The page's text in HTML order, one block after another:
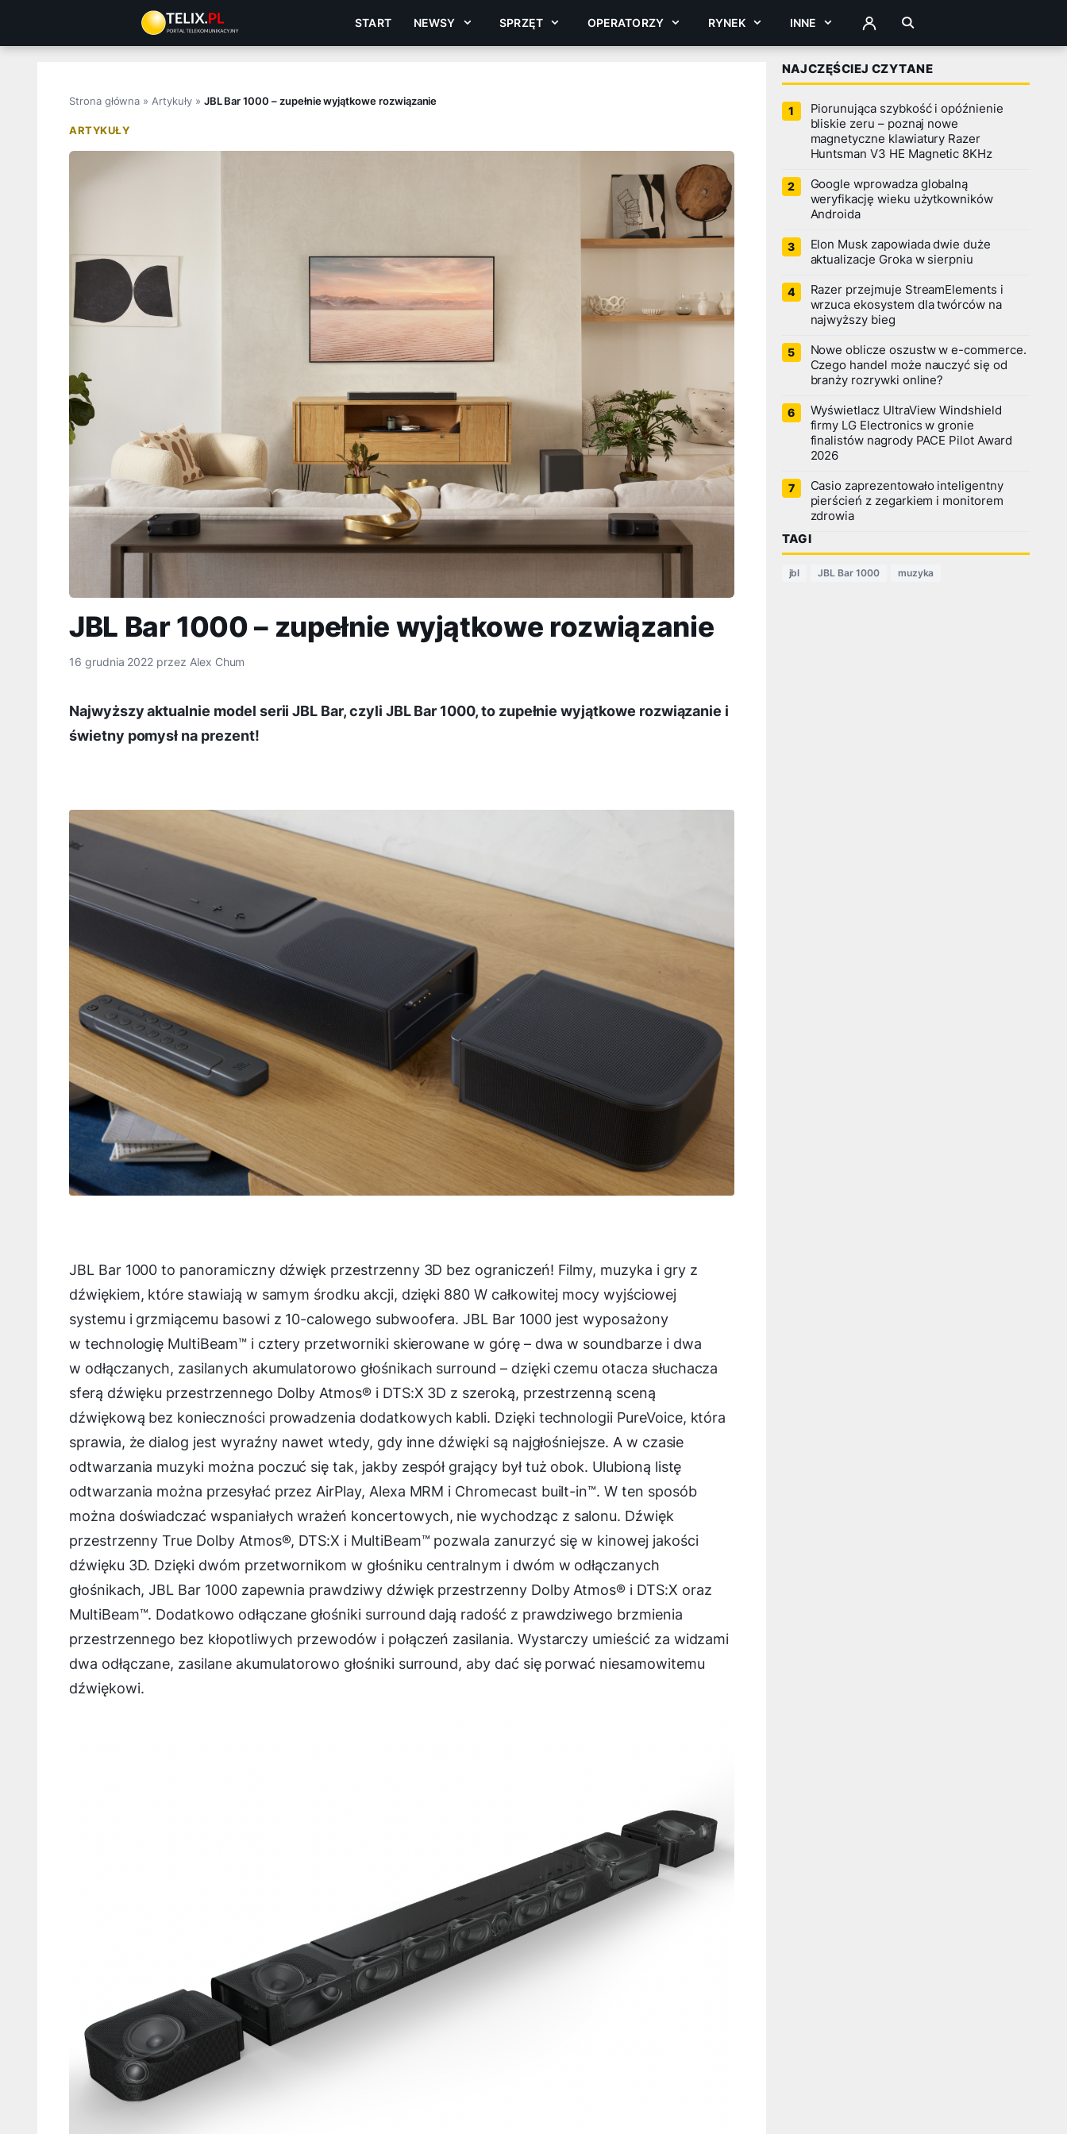
treści
START NEWSY SPRZĘT OPERATORZY RYNEK INNE ZALOGUJ
Strona główna » Artykuły» JBL Bar 1000 – zupełnie wyjątkowe rozwiązanie
ARTYKUŁY
JBL Bar 1000 – zupełnie wyjątkowe rozwiązanie
16 grudnia 2022 przez Alex Chum
Najwyższy aktualnie model serii JBL Bar, czyli JBL Bar 1000, to zupełnie wyjątkowe rozwiązanie i
świetny pomysł na prezent!
JBL Bar 1000 to panoramiczny dźwięk przestrzenny 3D bez ograniczeń! Filmy, muzyka i gry z
dźwiękiem, które stawiają w samym środku akcji, dzięki 880 W całkowitej mocy wyjściowej
systemu i grzmiącemu basowi z 10-calowego subwoofera. JBL Bar 1000 jest wyposażony
w technologię MultiBeam™ i cztery przetworniki skierowane w górę – dwa w soundbarze i dwa
w odłączanych, zasilanych akumulatorowo głośnikach surround – dzięki czemu otacza słuchacza
sferą dźwięku przestrzennego Dolby Atmos® i DTS:X 3D z szeroką, przestrzenną sceną
dźwiękową bez konieczności prowadzenia dodatkowych kabli. Dzięki technologii PureVoice, która
sprawia, że dialog jest wyraźny nawet wtedy, gdy inne dźwięki są najgłośniejsze. A w czasie
odtwarzania muzyki można poczuć się tak, jakby zespół grający był tuż obok. Ulubioną listę
odtwarzania można przesyłać przez AirPlay, Alexa MRM i Chromecast built-in™. W ten sposób
można doświadczać wspaniałych wrażeń koncertowych, nie wychodząc z salonu. Dźwięk
przestrzenny True Dolby Atmos®, DTS:X i MultiBeam™ pozwala zanurzyć się w kinowej jakości
dźwięku 3D. Dzięki dwóm przetwornikom w głośniku centralnym i dwóm w odłączanych
głośnikach, JBL Bar 1000 zapewnia prawdziwy dźwięk przestrzenny Dolby Atmos® i DTS:X oraz
MultiBeam™. Dodatkowo odłączane głośniki surround dają radość z prawdziwego brzmienia
przestrzennego bez kłopotliwych przewodów i połączeń zasilania. Wystarczy umieścić za widzami
dwa odłączane, zasilane akumulatorowo głośniki surround, aby dać się porwać niesamowitemu
dźwiękowi.
NAJCZĘŚCIEJ CZYTANE
Piorunująca szybkość i opóźnienie
bliskie zeru – poznaj nowe
magnetyczne klawiatury Razer
Huntsman V3 HE Magnetic 8KHz
Google wprowadza globalną
weryfikację wieku użytkowników
Androida
Elon Musk zapowiada dwie duże
aktualizacje Groka w sierpniu
Razer przejmuje StreamElements i
wrzuca ekosystem dla twórców na
najwyższy bieg
Nowe oblicze oszustw w e-commerce.
Czego handel może nauczyć się od
branży rozrywki online?
Wyświetlacz UltraView Windshield
firmy LG Electronics w gronie
finalistów nagrody PACE Pilot Award
2026
Casio zaprezentowało inteligentny
pierścień z zegarkiem i monitorem
zdrowia
TAGI
jbl JBL Bar 1000 muzyka